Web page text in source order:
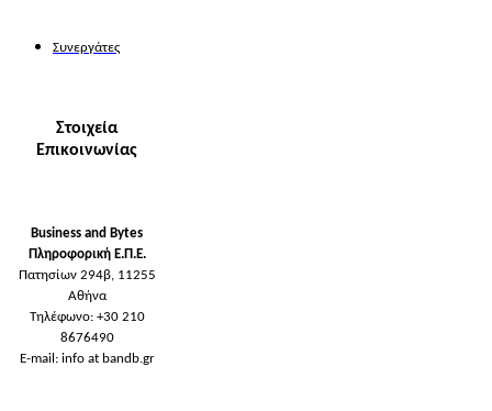
Συνεργάτες
Στοιχεία
Επικοινωνίας
Business and Bytes
Πληροφορική Ε.Π.Ε.
Πατησίων 294β, 11255
Αθήνα
Τηλέφωνο: +30 210
8676490
E-mail: info at bandb.gr